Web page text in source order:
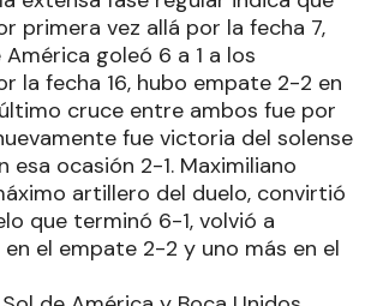
primera vez allá por la fecha 7,
goleó 6 a 1 a los
la fecha 16, hubo empate 2-2 en
cruce entre ambos fue por
fue victoria del solense
esa ocasión 2-1. Maximiliano
artillero del duelo, convirtió
que terminó 6-1, volvió a
el empate 2-2 y uno más en el